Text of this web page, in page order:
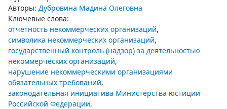
Авторы: Дубровина Мадина Олеговна
Ключевые слова:
отчетность некоммерческих организаций,
символика некоммерческих организаций,
государственный контроль (надзор) за деятельностью
некоммерческих организаций,
нарушение некоммерческими организациями
обязательных требований,
законодательная инициатива Министерства юстиции
Российской Федерации,